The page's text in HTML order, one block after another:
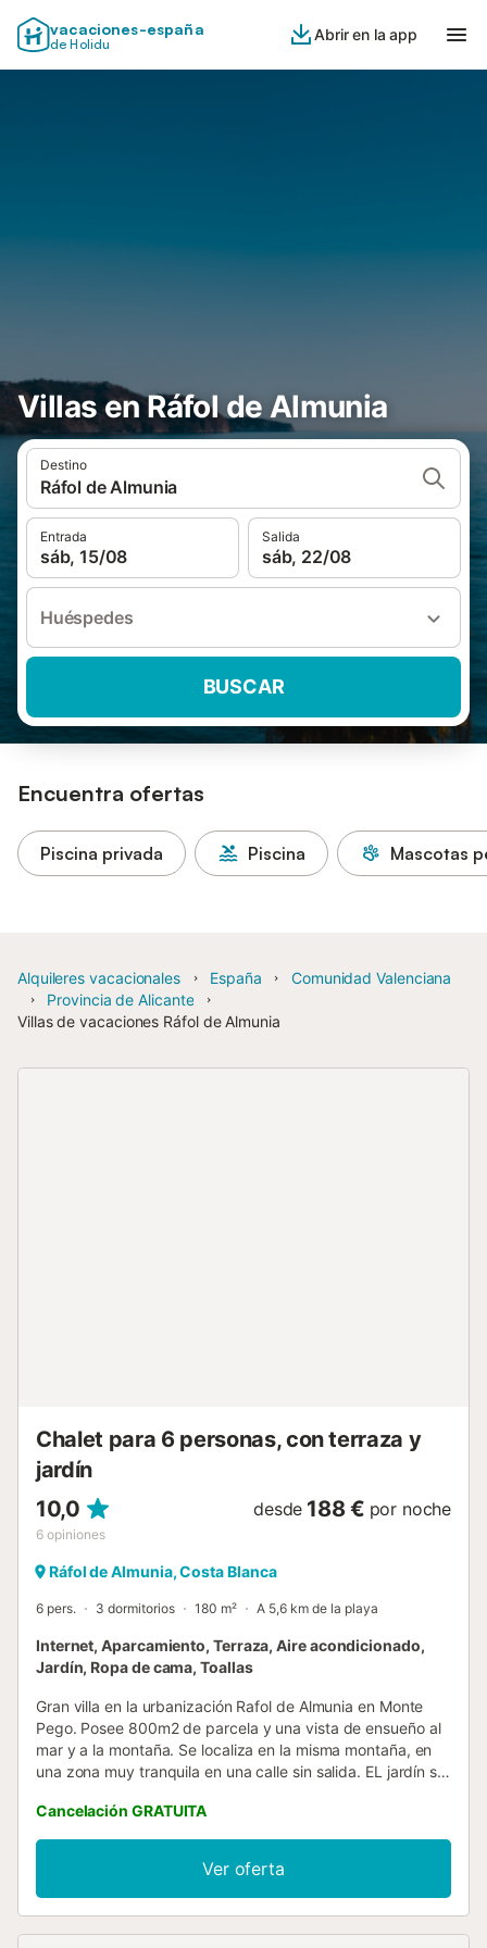
vacaciones-españa
de Holidu
Abrir en la app
Villas en Ráfol de Almunia
Destino
Ráfol de Almunia
Entrada
sáb, 15/08
Salida
sáb, 22/08
Huéspedes
BUSCAR
Encuentra ofertas
Piscina privada Piscina Mascotas
Alquileres vacacionales España
Comunidad Valenciana
Provincia de Alicante
Villas de vacaciones Ráfol de Almunia
Chalet para 6 personas, con terraza y
jardín
10,0
6 opiniones
desde 188 € por noche
Ráfol de Almunia, Costa Blanca
6 pers. 3 dormitorios 180 m² A 5,6 km de la playa
Internet, Aparcamiento, Terraza, Aire acondicionado,
Jardín, Ropa de cama, Toallas
Gran villa en la urbanización Rafol de Almunia en Monte
Pego. Posee 800m2 de parcela y una vista de ensueño al
mar y a la montaña. Se localiza en la misma montaña, en
una zona muy tranquila en una calle sin salida. EL jardín se
palmeras y arbustos. La piscina privada cuenta con
escalera romana y mide 8m x 4m con una amplia terraza
donde poder disfrutar de las maravillosas vistas. Junto a la
piscina se encuentra la ducha exterior, una barbacoa, una
pequeña nevera y una mesa que complementan el
Cancelación GRATUITA
Ver oferta